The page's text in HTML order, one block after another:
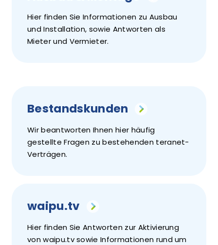
Hier finden Sie Informationen zu Ausbau
und Installation, sowie Antworten als
Mieter und Vermieter.
Bestandskunden
Wir beantworten Ihnen hier häufig
gestellte Fragen zu bestehenden teranet-
Verträgen.
waipu.tv
Hier finden Sie Antworten zur Aktivierung
von waipu.tv sowie Informationen rund um